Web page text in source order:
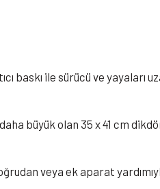
baskı ile sürücü ve yayaları
büyük olan 35 x 41 cm
veya ek aparat